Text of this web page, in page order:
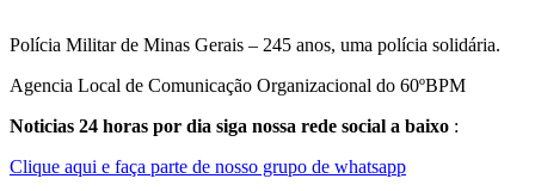
Polícia Militar de Minas Gerais – 245 anos, uma polícia solidária.
Agencia Local de Comunicação Organizacional do 60ºBPM
Noticias 24 horas por dia siga nossa rede social a baixo :
Clique aqui e faça parte de nosso grupo de whatsapp